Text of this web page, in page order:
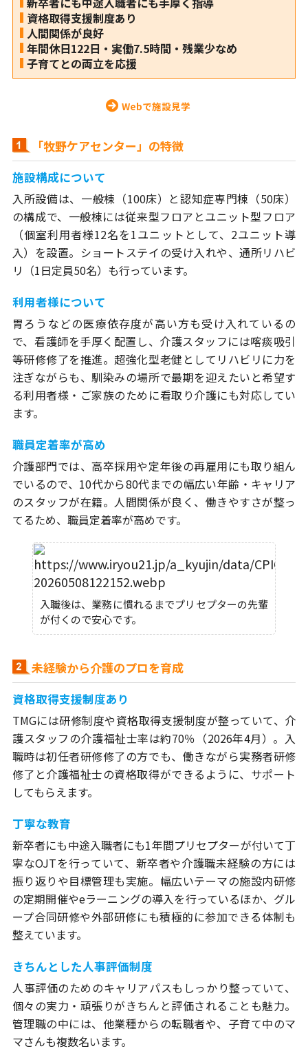
資格取得支援制度あり
人間関係が良好
年間休日122日・実働7.5時間・残業少なめ
子育てとの両立を応援
Webで施設見学
「牧野ケアセンター」の特徴
施設構成について
入所設備は、一般棟（100床）と認知症専門棟（50床）
の構成で、一般棟には従来型フロアとユニット型フロア
（個室利用者様12名を1ユニットとして、2ユニット導
入）を設置。ショートステイの受け入れや、通所リハビ
リ（1日定員50名）も行っています。
利用者様について
胃ろうなどの医療依存度が高い方も受け入れているの
で、看護師を手厚く配置し、介護スタッフには喀痰吸引
等研修修了を推進。超強化型老健としてリハビリに力を
注ぎながらも、馴染みの場所で最期を迎えたいと希望す
る利用者様・ご家族のために看取り介護にも対応してい
ます。
職員定着率が高め
介護部門では、高卒採用や定年後の再雇用にも取り組ん
でいるので、10代から80代までの幅広い年齢・キャリア
のスタッフが在籍。人間関係が良く、働きやすさが整っ
てるため、職員定着率が高めです。
入職後は、業務に慣れるまでプリセプターの先輩
が付くので安心です。
未経験から介護のプロを育成
資格取得支援制度あり
TMGには研修制度や資格取得支援制度が整っていて、介
護スタッフの介護福祉士率は約70％（2026年4月）。入
職時は初任者研修修了の方でも、働きながら実務者研修
修了と介護福祉士の資格取得ができるように、サポート
してもらえます。
丁寧な教育
新卒者にも中途入職者にも1年間プリセプターが付いて丁
寧なOJTを行っていて、新卒者や介護職未経験の方には
振り返りや目標管理も実施。幅広いテーマの施設内研修
の定期開催やeラーニングの導入を行っているほか、グル
ープ合同研修や外部研修にも積極的に参加できる体制も
整えています。
きちんとした人事評価制度
人事評価のためのキャリアパスもしっかり整っていて、
個々の実力・頑張りがきちんと評価されることも魅力。
管理職の中には、他業種からの転職者や、子育て中のマ
マさんも複数名います。